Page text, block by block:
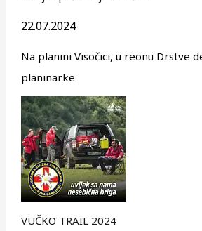
22.07.2024
Na planini Visočici, u reonu Drstve
planinarke
VUČKO TRAIL 2024